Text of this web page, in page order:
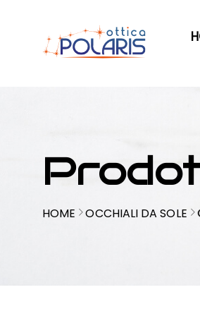
HOME OCCHIALI DA SOLE